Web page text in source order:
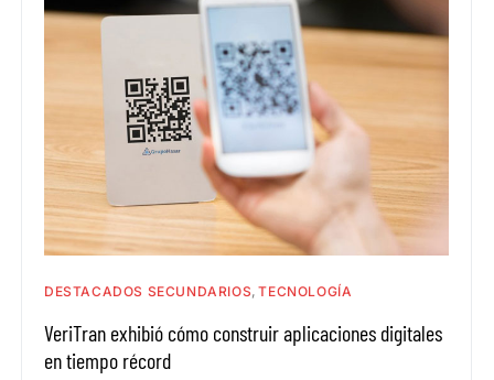
DESTACADOS SECUNDARIOS TECNOLOGÍA
VeriTran exhibió cómo construir aplicaciones digitales
en tiempo récord